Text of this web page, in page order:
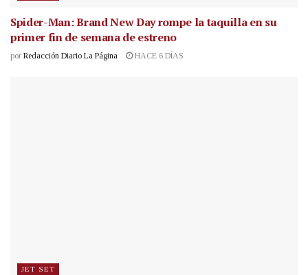
Spider-Man: Brand New Day rompe la taquilla en su
primer fin de semana de estreno
por Redacción Diario La Página HACE 6 DÍAS
JET SET